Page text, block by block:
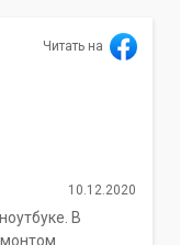
Читать на
10.12.2020
В